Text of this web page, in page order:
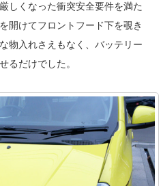
しくなった衝突安全要件を満た
開けてフロントフード下を覗き
物入れさえもなく、バッテリー
るだけでした。